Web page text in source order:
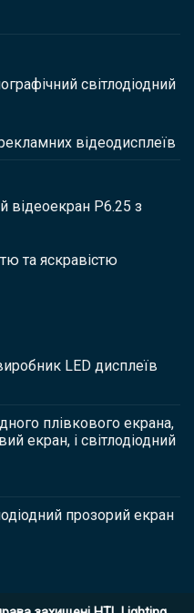
світлодіодний
відеодисплеїв
відеоекран P6.25 з
та яскравістю
LED дисплеїв
плівкового екрана,
екран, і світлодіодний
прозорий екран